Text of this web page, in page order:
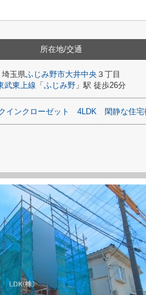
所在地/交通
埼玉県ふじみ野市大井中央３丁目
武東上線 「 ふじみ野」駅 徒歩26分
インクローゼット 4LDK 閑静な住宅